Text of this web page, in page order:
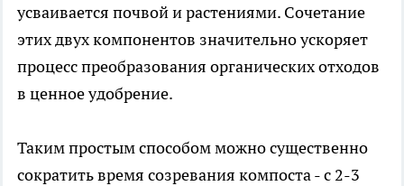
усваивается почвой и растениями. Сочетание
этих двух компонентов значительно ускоряет
процесс преобразования органических отходов
в ценное удобрение.
Таким простым способом можно существенно
сократить время созревания компоста - с 2-3